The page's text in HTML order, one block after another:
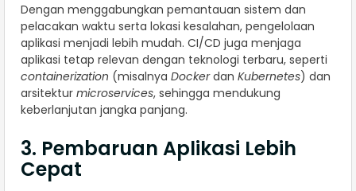
Dengan menggabungkan pemantauan sistem dan
pelacakan waktu serta lokasi kesalahan, pengelolaan
aplikasi menjadi lebih mudah. CI/CD juga menjaga
aplikasi tetap relevan dengan teknologi terbaru, seperti
containerization (misalnya Dockerdan Kubernetes) dan
arsitektur microservices, sehingga mendukung
keberlanjutan jangka panjang.
3. Pembaruan Aplikasi Lebih
Cepat